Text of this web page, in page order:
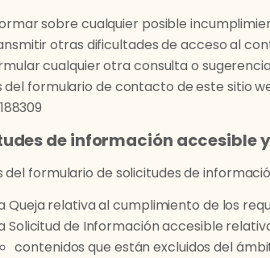
sobre cualquier posible
otras dificultades de acceso al
cualquier otra consulta o
del formulario de contacto de este sitio
de información accesible
del formulario de solicitudes de
Queja relativa al cumplimiento de los
Solicitud de Información accesible
contenidos que están excluidos del